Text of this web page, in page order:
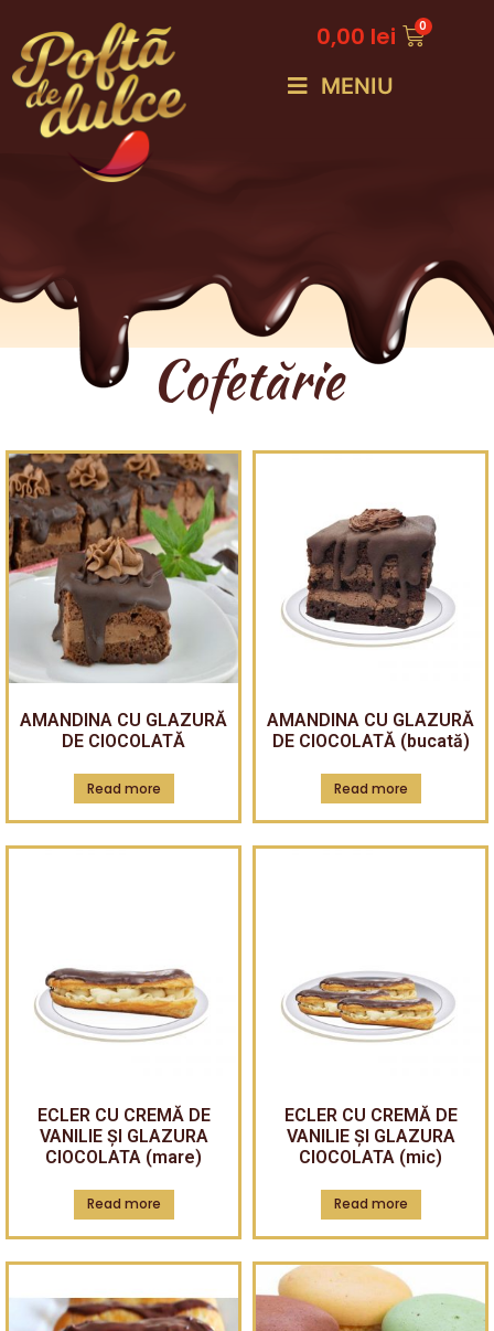
0,00 lei
MENIU
Cofetărie
AMANDINA CU GLAZURĂ
DE CIOCOLATĂ
Read more
AMANDINA CU GLAZURĂ
DE CIOCOLATĂ (bucată)
Read more
ECLER CU CREMĂ DE
VANILIE ȘI GLAZURA
CIOCOLATA (mare)
Read more
ECLER CU CREMĂ DE
VANILIE ȘI GLAZURA
CIOCOLATA (mic)
Read more